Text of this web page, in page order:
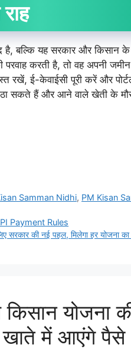
राह
बल्कि यह सरकार और किसान
परवाह करती है, तो वह अपनी
ई-केवाईसी पूरी करें और
सकते हैं और आने वाले खेती के
Samman Nidhi, PM Kisan
Payment Rules
की नई पहल, मिलेगा हर योजना का
योजना
खाते में आएंगे